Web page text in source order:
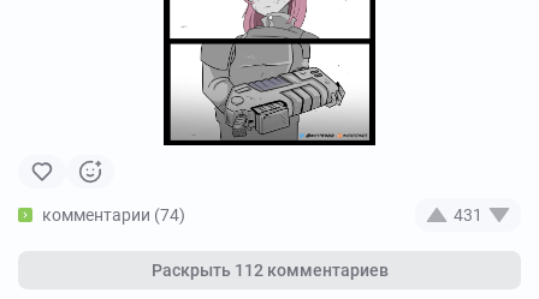
комментарии (74) 431
Раскрыть 112 комментариев